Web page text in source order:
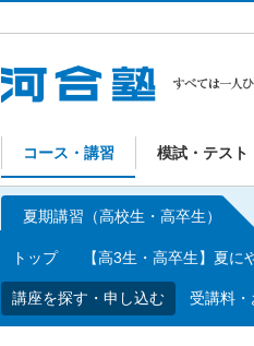
コース・講習 模試・テスト
夏期講習（高校生・高卒生）
トップ 【高3生・高卒生】夏に
講座を探す・申し込む 受講料